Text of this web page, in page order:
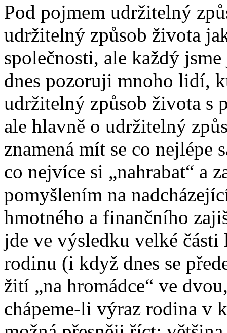
Pod pojmem udržitelný
udržitelný způsob života
společnosti, ale každý
dnes pozoruji mnoho lidí,
udržitelný způsob života s
ale hlavně o udržitelný
znamená mít se co nejlépe
co nejvíce si „nahrabat“ a
pomyšlením na
hmotného a finančního
jde ve výsledku velké
rodinu (i když dnes se
žití „na hromádce“ ve
chápeme-li výraz rodina v